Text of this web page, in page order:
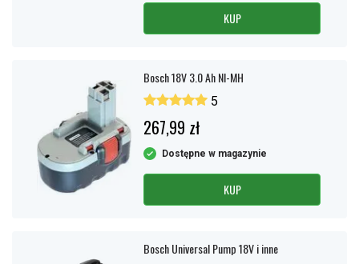
KUP
Bosch 18V 3.0 Ah NI-MH
5
267,99 zł
Dostępne w magazynie
KUP
Bosch Universal Pump 18V i inne